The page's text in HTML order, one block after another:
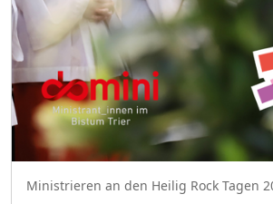
Ministrieren an den Heilig Rock Tagen